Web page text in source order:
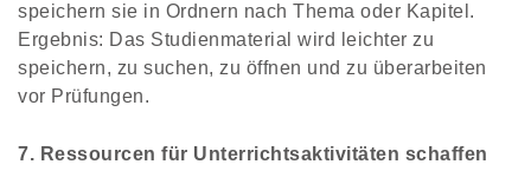
speichern sie in Ordnern nach Thema oder Kapitel.
Ergebnis: Das Studienmaterial wird leichter zu
speichern, zu suchen, zu öffnen und zu überarbeiten
vor Prüfungen.
7. Ressourcen für Unterrichtsaktivitäten schaffen